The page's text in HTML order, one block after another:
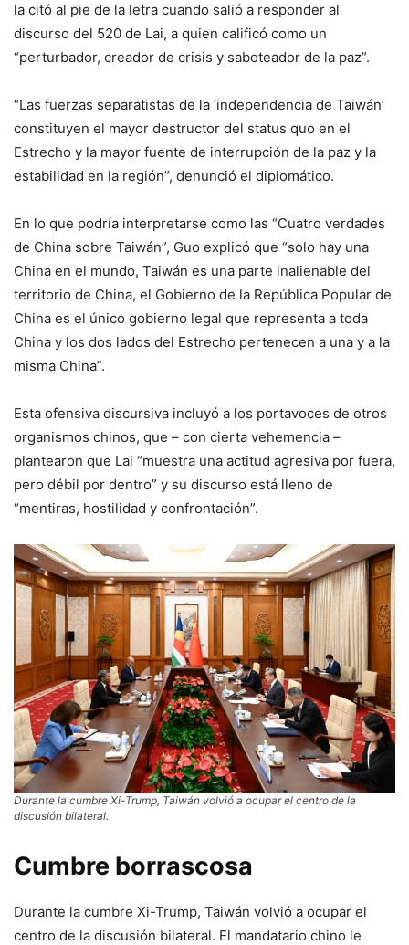
la citó al pie de la letra cuando salió a responder al
discurso del 520 de Lai, a quien calificó como un
“perturbador, creador de crisis y saboteador de la paz”.
“Las fuerzas separatistas de la ‘independencia de Taiwán’
constituyen el mayor destructor del status quo en el
Estrecho y la mayor fuente de interrupción de la paz y la
estabilidad en la región”, denunció el diplomático.
En lo que podría interpretarse como las “Cuatro verdades
de China sobre Taiwán”, Guo explicó que “solo hay una
China en el mundo, Taiwán es una parte inalienable del
territorio de China, el Gobierno de la República Popular de
China es el único gobierno legal que representa a toda
China y los dos lados del Estrecho pertenecen a una y a la
misma China”.
Esta ofensiva discursiva incluyó a los portavoces de otros
organismos chinos, que – con cierta vehemencia –
plantearon que Lai “muestra una actitud agresiva por fuera,
pero débil por dentro” y su discurso está lleno de
“mentiras, hostilidad y confrontación”.
Durante la cumbre Xi-Trump, Taiwán volvió a ocupar el centro de la
discusión bilateral.
Cumbre borrascosa
Durante la cumbre Xi-Trump, Taiwán volvió a ocupar el
centro de la discusión bilateral. El mandatario chino le